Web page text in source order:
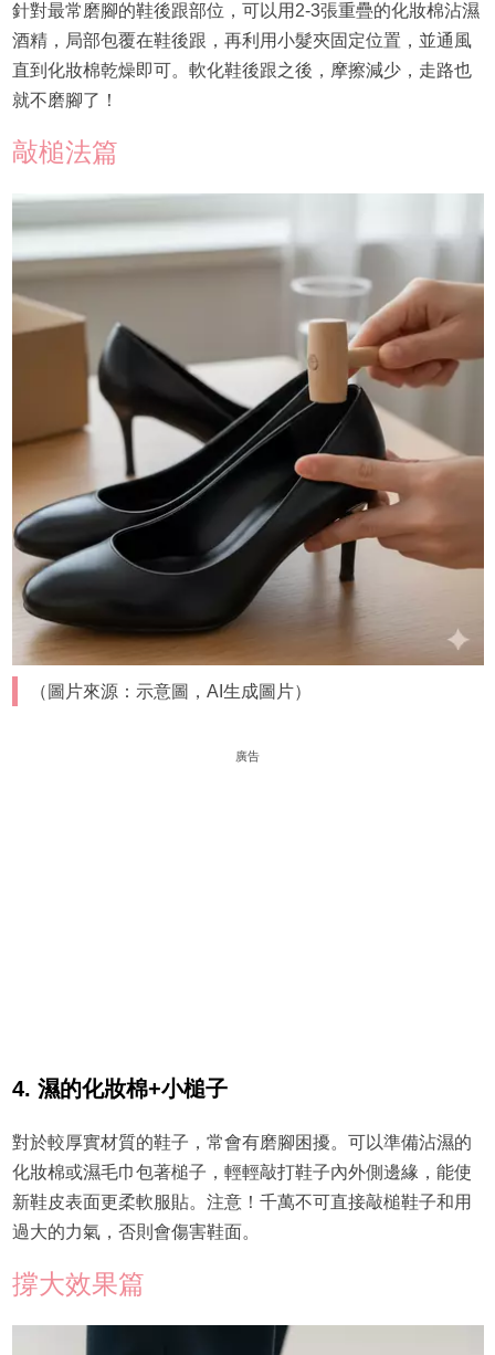
針對最常磨腳的鞋後跟部位，可以用2-3張重疊的化妝棉沾濕
酒精，局部包覆在鞋後跟，再利用小髮夾固定位置，並通風
直到化妝棉乾燥即可。軟化鞋後跟之後，摩擦減少，走路也
就不磨腳了！
敲槌法篇
（圖片來源：示意圖，AI生成圖片）
廣告
4. 濕的化妝棉+小槌子
對於較厚實材質的鞋子，常會有磨腳困擾。可以準備沾濕的
化妝棉或濕毛巾包著槌子，輕輕敲打鞋子內外側邊緣，能使
新鞋皮表面更柔軟服貼。注意！千萬不可直接敲槌鞋子和用
過大的力氣，否則會傷害鞋面。
撐大效果篇